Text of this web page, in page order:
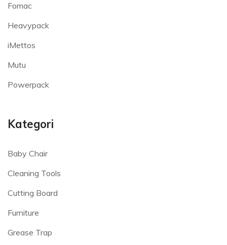
Fomac
Heavypack
iMettos
Mutu
Powerpack
Kategori
Baby Chair
Cleaning Tools
Cutting Board
Furniture
Grease Trap